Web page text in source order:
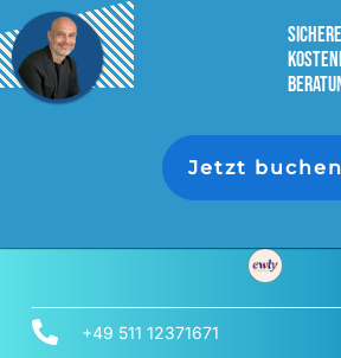
+49 511 12371671
Jetzt buchen